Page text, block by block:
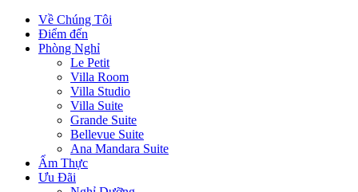
Về Chúng Tôi
Điểm đến
Phòng Nghỉ
Le Petit
Villa Room
Villa Studio
Villa Suite
Grande Suite
Bellevue Suite
Ana Mandara Suite
Ẩm Thực
Ưu Đãi